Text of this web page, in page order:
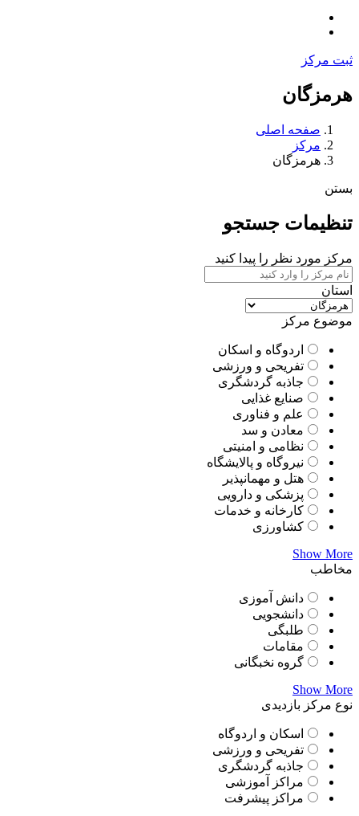
ثبت مرکز
هرمزگان
صفحه اصلی
مرکز
هرمزگان
بستن
تنظیمات جستجو
مرکز مورد نظر را پیدا کنید
استان
موضوع مرکز
اردوگاه و اسکان
تفریحی و ورزشی
جاذبه گردشگری
صنایع غذایی
علم و فناوری
معادن و سد
نظامی و امنیتی
نیروگاه و پالایشگاه
هتل و مهمانپذیر
پزشکی و دارویی
کارخانه و خدمات
کشاورزی
Show More
مخاطب
دانش آموزی
دانشجویی
طلبگی
مقامات
گروه نخبگانی
Show More
نوع مرکز بازدیدی
اسکان و اردوگاه
تفریحی و ورزشی
جاذبه گردشگری
مراکز آموزشی
مراکز پیشرفت